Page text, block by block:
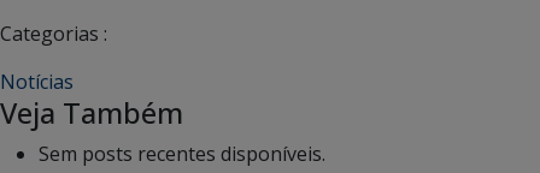
Categorias :
Notícias
Veja Também
Sem posts recentes disponíveis.